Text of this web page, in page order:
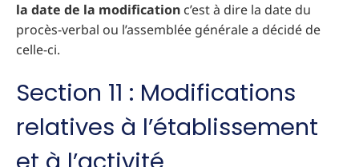
la date de la modification c’est à dire la date du
procès-verbal ou l’assemblée générale a décidé de
celle-ci.
Section 11 : Modifications
relatives à l’établissement